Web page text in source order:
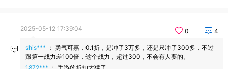
2025-05-12 17:39:04 0 4
shis*** ： 勇气可嘉，0.1折，是冲了3万多，还是只冲了300多，不过
跟第一战力差100倍，这个战力，超过300，不会有人要的。